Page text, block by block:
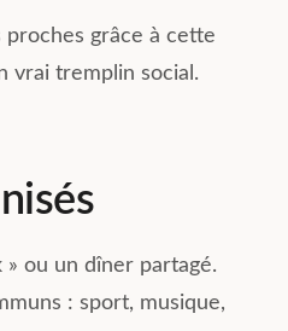
grâce à cette
vrai tremplin social.
ou un dîner partagé.
: sport, musique,
Ferrand.
la responsable Karine
est toujours à l’écoute de